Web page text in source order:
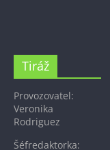
Tiráž
Provozovatel:
Veronika
Rodriguez
Šéfredaktorka: